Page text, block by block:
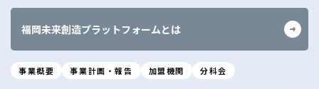
福岡未来創造プラットフォームとは
事業概要 事業計画・報告 加盟機関 分科会